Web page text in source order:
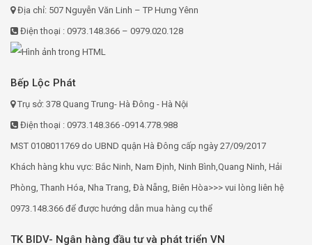
Địa chỉ: 507 Nguyễn Văn Linh – TP Hưng Yênn
Điện thoại : 0973.148.366 – 0979.020.128
Bếp Lộc Phát
Trụ sở: 378 Quang Trung- Hà Đông - Hà Nội
Điện thoại : 0973.148.366 -0914.778.988
MST 0108011769 do UBND quận Hà Đông cấp ngày 27/09/2017
Khách hàng khu vực: Bắc Ninh, Nam Định, Ninh Bình,Quang Ninh, Hải
Phòng, Thanh Hóa, Nha Trang, Đà Nẵng, Biên Hòa>>> vui lòng liên hệ
0973.148.366 để được hướng dẫn mua hàng cụ thể
TK BIDV- Ngân hàng đầu tư và phát triển VN